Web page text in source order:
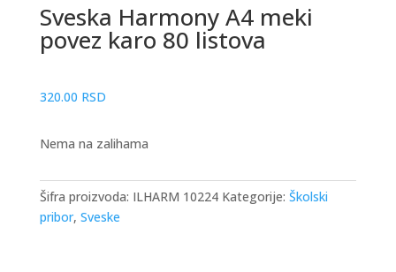
Sveska Harmony A4 meki
povez karo 80 listova
320.00 RSD
Nema na zalihama
Šifra proizvoda: ILHARM 10224 Kategorije: Školski
pribor, Sveske